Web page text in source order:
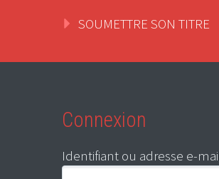
SOUMETTRE SON TITRE
Connexion
Identifiant ou adresse e-